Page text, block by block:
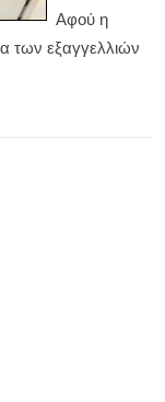
Αφού η
των εξαγγελλιών